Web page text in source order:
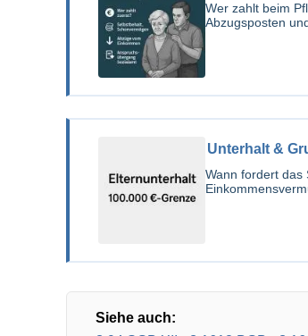
Wer zahlt beim
Abzugsposten
Unterhalt &
Wann fordert das
Siehe auch: